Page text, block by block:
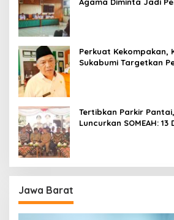
Perkuat Kekompakan,
Sukabumi Targetkan
Tertibkan Parkir
Luncurkan SOMEAH:
Jawa Barat